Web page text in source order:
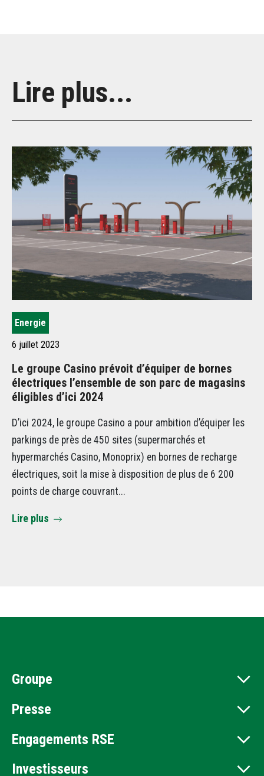
Lire plus...
Energie
6 juillet 2023
Le groupe Casino prévoit d’équiper de bornes
électriques l’ensemble de son parc de magasins
éligibles d’ici 2024
D’ici 2024, le groupe Casino a pour ambition d’équiper les
parkings de près de 450 sites (supermarchés et
hypermarchés Casino, Monoprix) en bornes de recharge
électriques, soit la mise à disposition de plus de 6 200
points de charge couvrant...
Lire plus
Groupe
Presse
Engagements RSE
Investisseurs